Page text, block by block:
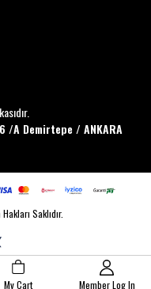
/A Demirtepe / ANKARA
Saklıdır.
My Cart Member Log In